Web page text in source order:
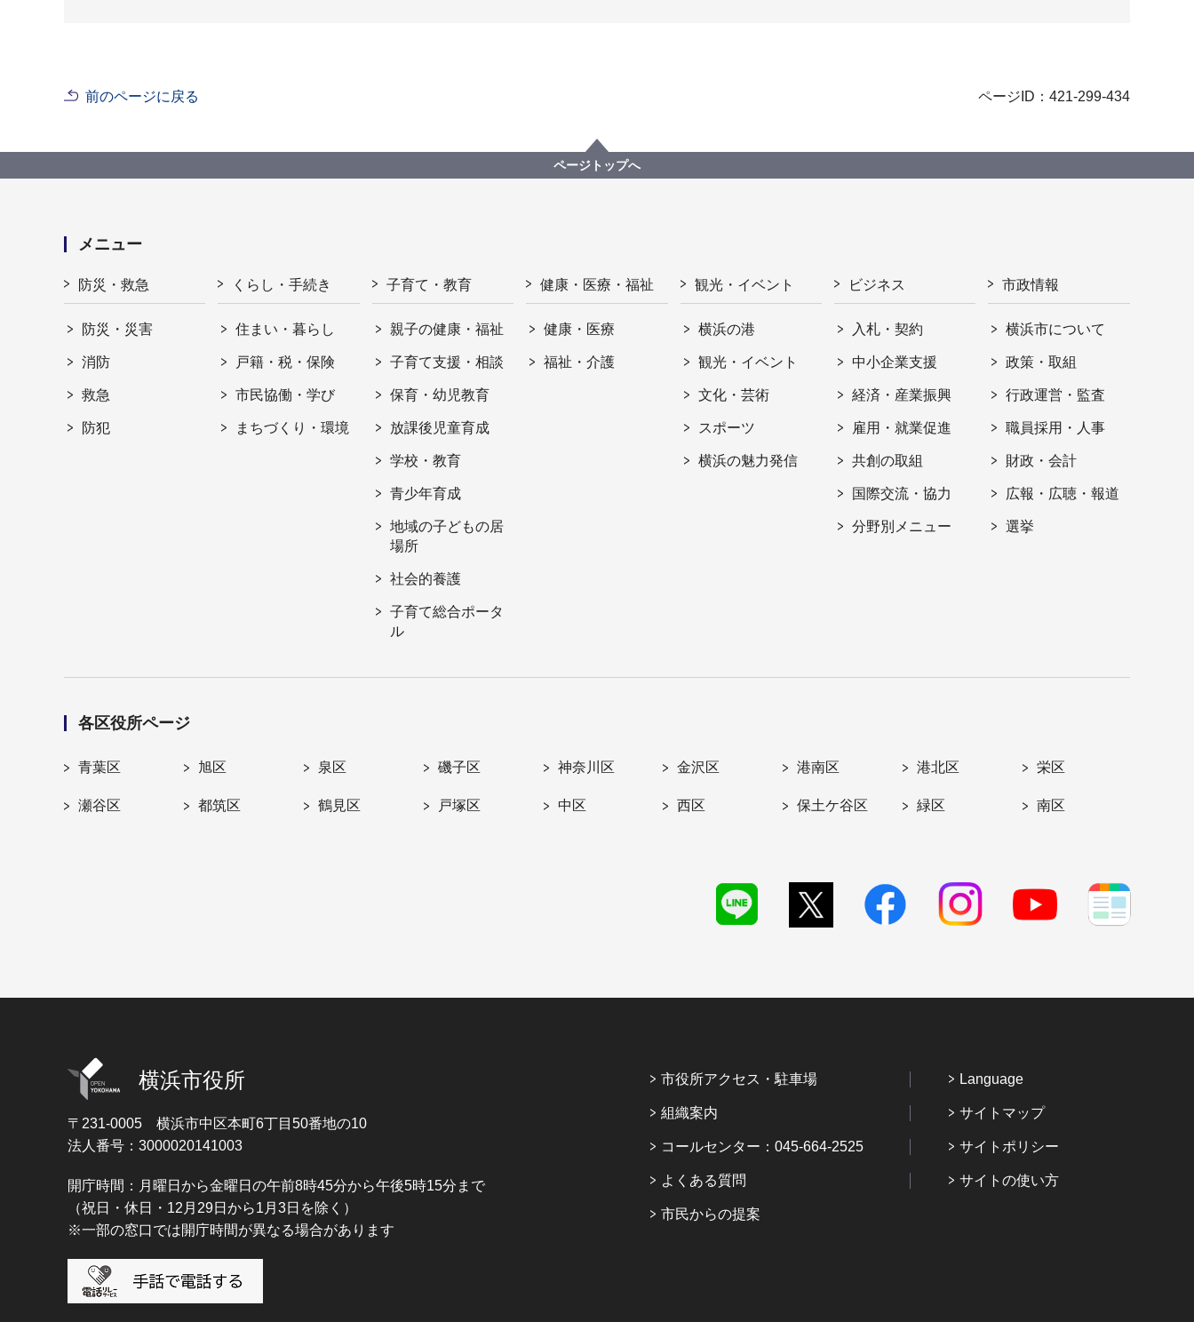
前のページに戻る ページID：421-299-434
ページトップへ
メニュー
防災・救急
防災・災害
消防
救急
防犯
くらし・手続き
住まい・暮らし
戸籍・税・保険
市民協働・学び
まちづくり・環境
子育て・教育
親子の健康・福祉
子育て支援・相談
保育・幼児教育
放課後児童育成
学校・教育
青少年育成
地域の子どもの居
場所
社会的養護
子育て総合ポータ
ル
健康・医療・福祉
健康・医療
福祉・介護
観光・イベント
横浜の港
観光・イベント
文化・芸術
スポーツ
横浜の魅力発信
ビジネス
入札・契約
中小企業支援
経済・産業振興
雇用・就業促進
共創の取組
国際交流・協力
分野別メニュー
市政情報
横浜市について
政策・取組
行政運営・監査
職員採用・人事
財政・会計
広報・広聴・報道
選挙
各区役所ページ
青葉区 旭区 泉区 磯子区 神奈川区 金沢区 港南区 港北区 栄区
瀬谷区 都筑区 鶴見区 戸塚区 中区 西区 保土ケ谷区 緑区 南区
横浜市役所
〒231-0005 横浜市中区本町6丁目50番地の10
法人番号：3000020141003
開庁時間：月曜日から金曜日の午前8時45分から午後5時15分まで
（祝日・休日・12月29日から1月3日を除く）
※一部の窓口では開庁時間が異なる場合があります
市役所アクセス・駐車場
組織案内
コールセンター：045-664-2525
よくある質問
市民からの提案
Language
サイトマップ
サイトポリシー
サイトの使い方